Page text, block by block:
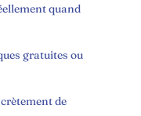
quand
gratuites ou
de